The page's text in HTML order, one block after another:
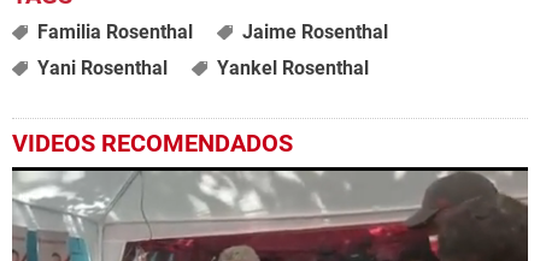
Familia Rosenthal
Jaime Rosenthal
Yani Rosenthal
Yankel Rosenthal
VIDEOS RECOMENDADOS